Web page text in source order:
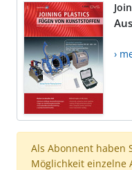
›
Als Abonnent haben
Möglichkeit einzelne